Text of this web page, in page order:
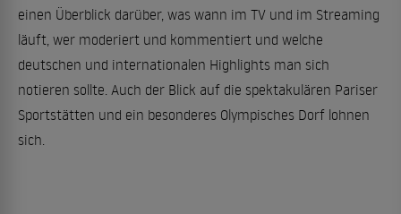
einen Überblick darüber, was wann im TV und im Streaming
läuft, wer moderiert und kommentiert und welche
deutschen und internationalen Highlights man sich
notieren sollte. Auch der Blick auf die spektakulären Pariser
Sportstätten und ein besonderes Olympisches Dorf lohnen
sich.